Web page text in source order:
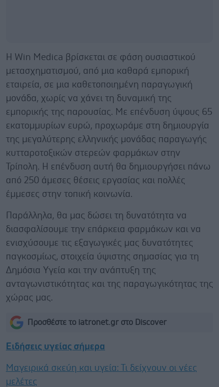
Η Win Medica βρίσκεται σε φάση ουσιαστικού
μετασχηματισμού, από μια καθαρά εμπορική
εταιρεία, σε μια καθετοποιημένη παραγωγική
μονάδα, χωρίς να χάνει τη δυναμική της
εμπορικής της παρουσίας. Με επένδυση ύψους 65
εκατομμυρίων ευρώ, προχωράμε στη δημιουργία
της μεγαλύτερης ελληνικής μονάδας παραγωγής
κυτταροτοξικών στερεών φαρμάκων στην
Τρίπολη. Η επένδυση αυτή θα δημιουργήσει πάνω
από 250 άμεσες θέσεις εργασίας και πολλές
έμμεσες στην τοπική κοινωνία.
Παράλληλα, θα μας δώσει τη δυνατότητα να
διασφαλίσουμε την επάρκεια φαρμάκων και να
ενισχύσουμε τις εξαγωγικές μας δυνατότητες
παγκοσμίως, στοιχεία ύψιστης σημασίας για τη
Δημόσια Υγεία και την ανάπτυξη της
ανταγωνιστικότητας και της παραγωγικότητας της
χώρας μας.
Προσθέστε το iatronet.gr στο Discover
Ειδήσεις υγείας σήμερα
Μαγειρικά σκεύη και υγεία: Τι δείχνουν οι νέες
μελέτες